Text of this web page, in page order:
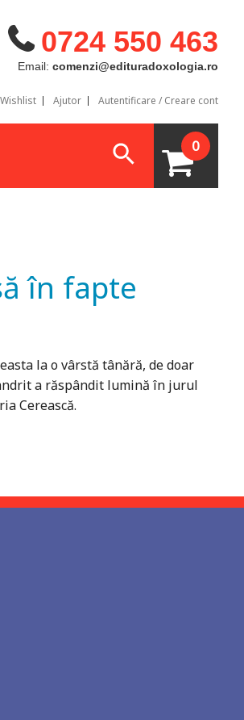
0724 550 463
Email: comenzi@edituradoxologia.ro
Wishlist Ajutor Autentificare / Creare cont
0
în fapte
la o vârstă tânără, de doar
a răspândit lumină în jurul
Cerească.